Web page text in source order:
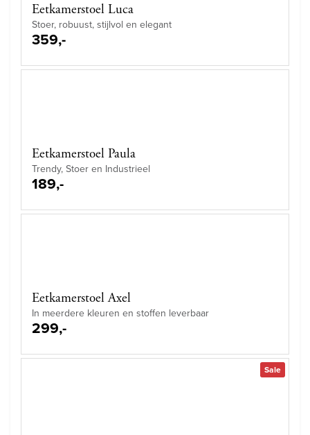
Eetkamerstoel Luca
Stoer, robuust, stijlvol en elegant
359,-
Eetkamerstoel Paula
Trendy, Stoer en Industrieel
189,-
Eetkamerstoel Axel
In meerdere kleuren en stoffen leverbaar
299,-
Sale